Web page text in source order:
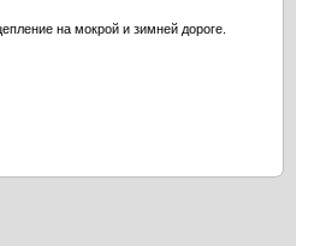
на мокрой и зимней дороге.